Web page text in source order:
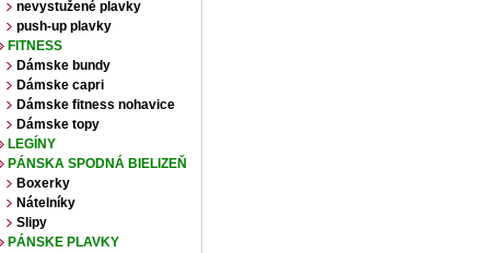
nevystužené plavky
push-up plavky
FITNESS
Dámske bundy
Dámske capri
Dámske fitness nohavice
Dámske topy
LEGÍNY
PÁNSKA SPODNÁ BIELIZEŇ
Boxerky
Nátelníky
Slipy
PÁNSKE PLAVKY